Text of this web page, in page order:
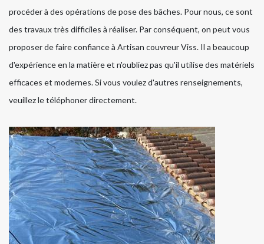
procéder à des opérations de pose des bâches. Pour nous, ce sont
des travaux très difficiles à réaliser. Par conséquent, on peut vous
proposer de faire confiance à Artisan couvreur Viss. Il a beaucoup
d'expérience en la matière et n'oubliez pas qu'il utilise des matériels
efficaces et modernes. Si vous voulez d'autres renseignements,
veuillez le téléphoner directement.